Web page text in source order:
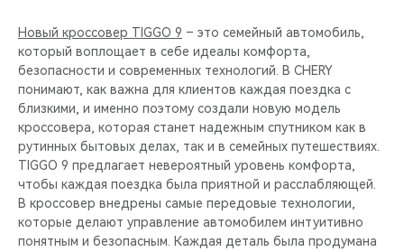
Новый кроссовер TIGGO 9 – это семейный автомобиль,
который воплощает в себе идеалы комфорта,
безопасности и современных технологий. В CHERY
понимают, как важна для клиентов каждая поездка с
близкими, и именно поэтому создали новую модель
кроссовера, которая станет надежным спутником как в
рутинных бытовых делах, так и в семейных путешествиях.
TIGGO 9 предлагает невероятный уровень комфорта,
чтобы каждая поездка была приятной и расслабляющей.
В кроссовер внедрены самые передовые технологии,
которые делают управление автомобилем интуитивно
понятным и безопасным. Каждая деталь была продумана